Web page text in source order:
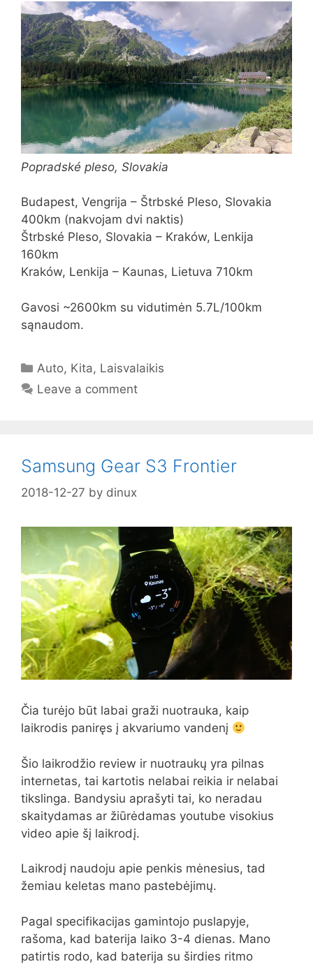
Popradské pleso, Slovakia
Budapest, Vengrija – Štrbské Pleso, Slovakia
400km (nakvojam dvi naktis)
Štrbské Pleso, Slovakia – Kraków, Lenkija
160km
Kraków, Lenkija – Kaunas, Lietuva 710km
Gavosi ~2600km su vidutimėn 5.7L/100km
sąnaudom.
Categories
Auto, Kita, Laisvalaikis
Leave a comment
Samsung Gear S3 Frontier
2018-12-27 by dinux
Čia turėjo būt labai graži nuotrauka, kaip
laikrodis paniręs į akvariumo vandenį
Šio laikrodžio review ir nuotraukų yra pilnas
internetas, tai kartotis nelabai reikia ir nelabai
tikslinga. Bandysiu aprašyti tai, ko neradau
skaitydamas ar žiūrėdamas youtube visokius
video apie šį laikrodį.
Laikrodį naudoju apie penkis mėnesius, tad
žemiau keletas mano pastebėjimų.
Pagal specifikacijas gamintojo puslapyje,
rašoma, kad baterija laiko 3-4 dienas. Mano
patirtis rodo, kad baterija su širdies ritmo